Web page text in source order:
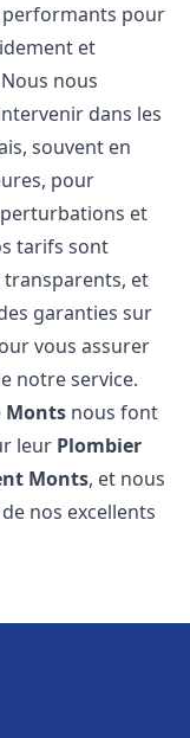
performants pour
et
nous
dans les
souvent en
pour
et
tarifs sont
et
garanties sur
vous assurer
notre service.
Monts nous font
leur Plombier
Monts, et nous
nos excellents